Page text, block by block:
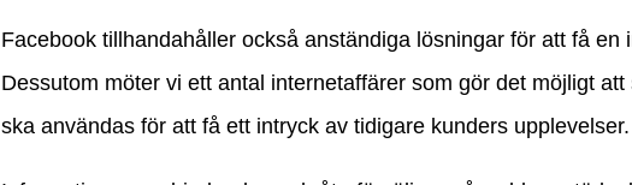
Facebook tillhandahåller också anständiga lösningar för att få en
Dessutom möter vi ett antal internetaffärer som gör det möjligt
ska användas för att få ett intryck av tidigare kunders upplevelser.